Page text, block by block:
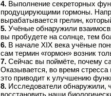
4. Выполнение секреторных
продуцирующими гормоны.
вырабатывается грелин,
5. Учёные обнаружили
вы пробудете на солнце, тем
6. В начале XIX века учёные
сам термин «гормон» возник
7. Сейчас вы поймёте, почему
Оказывается, во время
это приводит к улучшению
8. Исследователи обнаружили,
восстановить наши